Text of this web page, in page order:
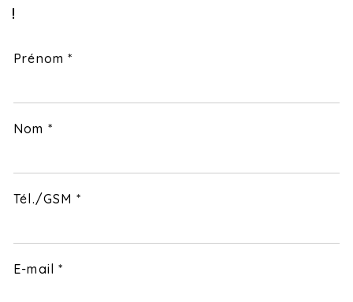
!
Prénom *
Nom *
Tél./GSM *
E-mail *